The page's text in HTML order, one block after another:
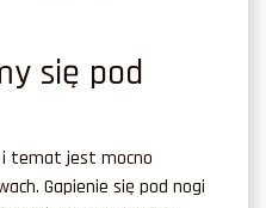
się pod
temat jest mocno
Gapienie się pod nogi